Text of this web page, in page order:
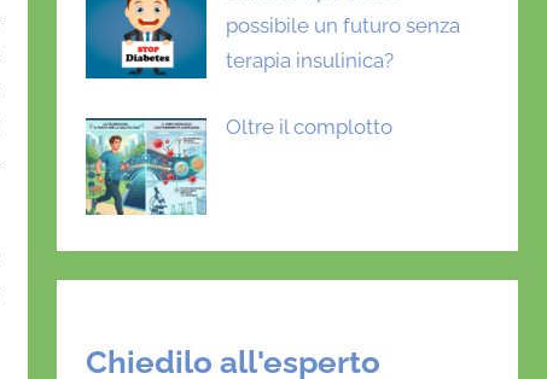
possibile un futuro senza
terapia insulinica?
Oltre il complotto
Chiedilo all'esperto